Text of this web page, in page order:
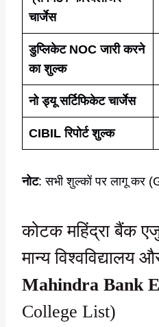
चार्जेस
डुप्लिकेट NOC जारी करने
का शुल्क
नो ड्यू सर्टिफिकेट चार्जेस
CIBIL रिपोर्ट शुल्क
नोट: सभी शुल्कों पर लागू कर
कोटक महिंद्रा बैंक
मान्य विश्वविद्यालय
Mahindra Bank
College List)